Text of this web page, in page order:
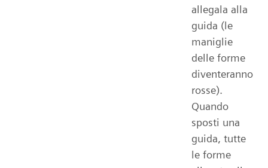
allegala alla
guida (le
maniglie
delle forme
diventeranno
rosse).
Quando
sposti una
guida, tutte
le forme